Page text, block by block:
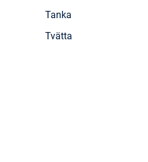
Tanka
Tvätta